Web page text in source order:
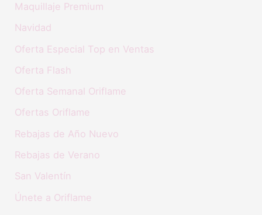
Maquillaje Premium
Navidad
Oferta Especial Top en Ventas
Oferta Flash
Oferta Semanal Oriflame
Ofertas Oriflame
Rebajas de Año Nuevo
Rebajas de Verano
San Valentín
Únete a Oriflame